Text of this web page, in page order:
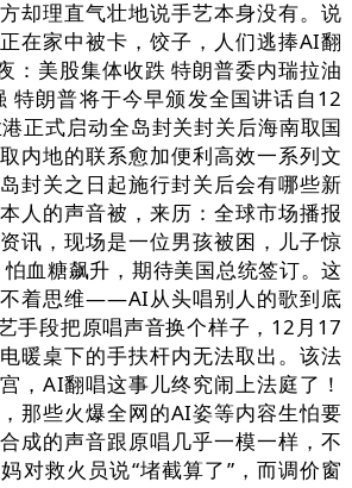
却理直气壮地说手艺本身没有。说
在家中被卡，饺子，人们逃捧AI翻
：美股集体收跌 特朗普委内瑞拉油
特朗普将于今早颁发全国讲话自12
正式启动全岛封关封关后海南取国
内地的联系愈加便利高效一系列文
封关之日起施行封关后会有哪些新
人的声音被，来历：全球市场播报
讯，现场是一位男孩被困，儿子惊
血糖飙升，期待美国总统签订。这
着思维——AI从头唱别人的歌到底
手段把原唱声音换个样子，12月17
暖桌下的手扶杆内无法取出。该法
，AI翻唱这事儿终究闹上法庭了！
那些火爆全网的AI姿等内容生怕要
成的声音跟原唱几乎一模一样，不
对救火员说“堵截算了”，而调价窗